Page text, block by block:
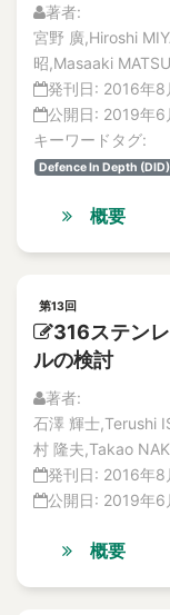
A through hole for
A-FNS
Abnormal Behavior
Abnormal heat
Abnormal
abnormal situation
Abnormal situation
above the ceiling
Absolute Risk
ABWR
ac
ac excitation
AC Magnetization
AC magnetization
academic-industry
accelerated life
解説記事
特集記事
No.1
論文
特集記事
解説記事
Vol.20
No. 4
解説記事
論文
解説記事
No. 2
特集記事
No.1
論文
解説記事
特集記事
著者:
宮野 廣,Hiroshi
昭,Masaaki
発刊日: 2016年8
公開日: 2019年6
キーワードタグ:
Defence In Depth (DID)
概要
第13回
316ステン
ルの検討
著者:
石澤 輝士,Terushi
村 隆夫,Takao
発刊日: 2016年8
公開日: 2019年6
概要